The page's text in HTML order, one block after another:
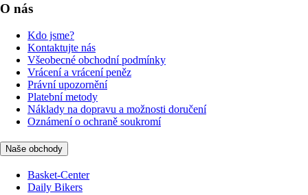
O nás
Kdo jsme?
Kontaktujte nás
Všeobecné obchodní podmínky
Vrácení a vrácení peněz
Právní upozornění
Platební metody
Náklady na dopravu a možnosti doručení
Oznámení o ochraně soukromí
Naše obchody
Basket-Center
Daily Bikers